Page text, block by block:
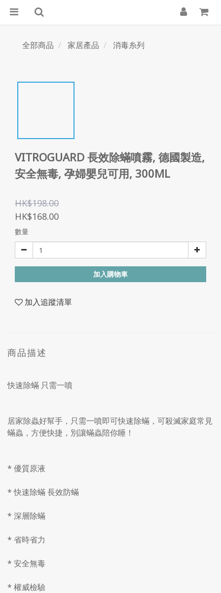
全部商品 家居產品 消毒糸列
VITROGUARD 長效除蟎噴霧, 德國製造,
安全無毒, 孕婦嬰兒可用, 300ML
HK$198.00
HK$168.00
數量
加入購物車
加入追蹤清單
商品描述
快速除蟎 只需一噴
居家除蟲好幫手，只需一噴即可快速除蟎，可殺滅家庭常見
蟎蟲，方便快捷，別讓蟎蟲陪你睡！
* 優質原液
* 快速除蟎 長效防蟎
* 深層除蟎
* 省時省力
* 安全無毒
* 權威檢驗